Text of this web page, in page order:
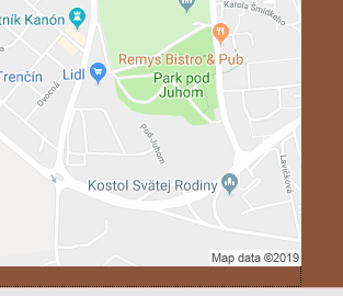
je blokovaný Voľbami súkromia
si načítať externý obsah?
Povoliť tentokrát
- súhlas s druhom cookie:
Funkčné
Otvoriť obsah v novom okne